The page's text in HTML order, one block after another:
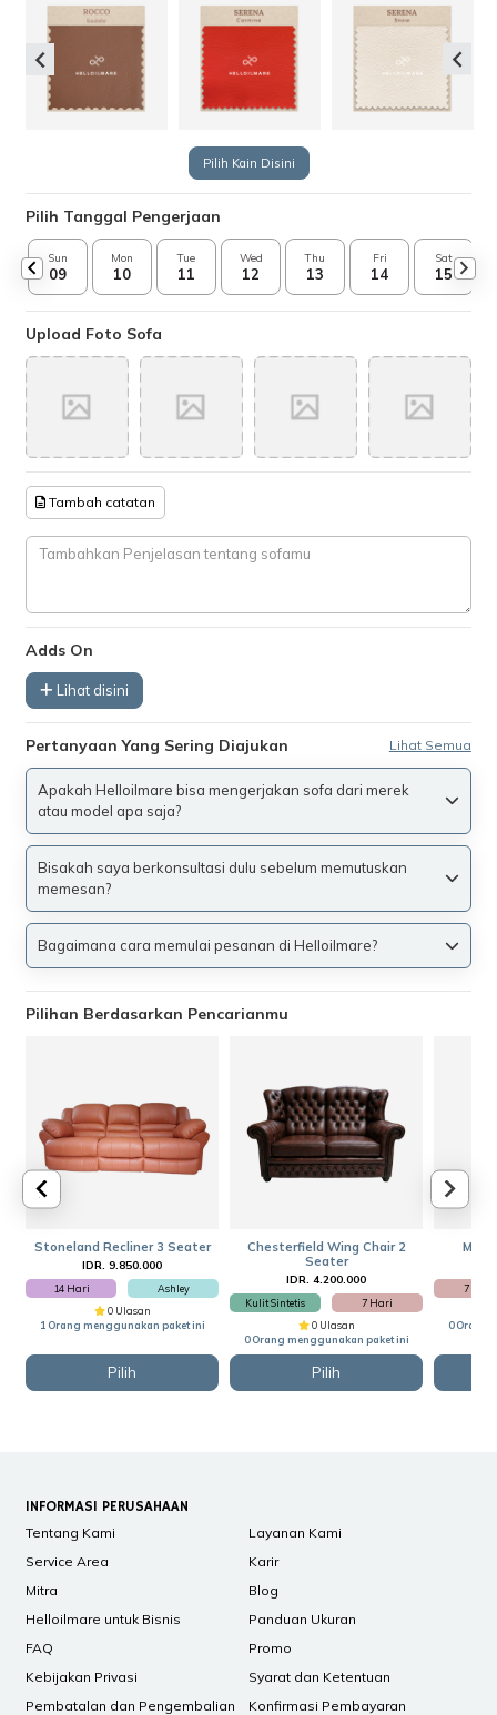
Pilih Kain Disini
Pilih Tanggal Pengerjaan
Sun
09
Mon
10
Tue
11
Wed
12
Thu
13
Fri
14
Sat
15
Upload Foto Sofa
Tambah catatan
Adds On
Lihat disini
Pertanyaan Yang Sering Diajukan Lihat Semua
Apakah Helloilmare bisa mengerjakan sofa dari merek
atau model apa saja?
Bisakah saya berkonsultasi dulu sebelum memutuskan
memesan?
Bagaimana cara memulai pesanan di Helloilmare?
Pilihan Berdasarkan Pencarianmu
Stoneland Recliner 3 Seater
IDR. 9.850.000
14 Hari
Ashley
0 Ulasan
1 Orang menggunakan paket ini
Pilih
Chesterfield Wing Chair 2
Seater
IDR. 4.200.000
Kulit Sintetis
7 Hari
0 Ulasan
0 Orang menggunakan paket ini
Pilih
Meja
7 Hari
0 Orang
INFORMASI PERUSAHAAN
Tentang Kami
Layanan Kami
Service Area
Karir
Mitra
Blog
Helloilmare untuk Bisnis
Panduan Ukuran
FAQ
Promo
Kebijakan Privasi
Syarat dan Ketentuan
Pembatalan dan Pengembalian
Konfirmasi Pembayaran